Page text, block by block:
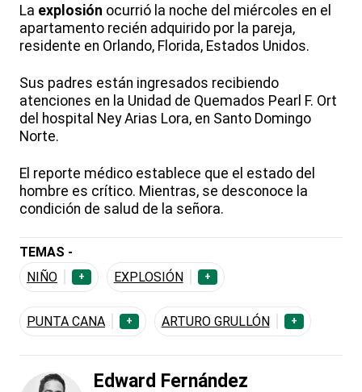
La explosión ocurrió la noche del miércoles en el
apartamento recién adquirido por la pareja,
residente en Orlando, Florida, Estados Unidos.
Sus padres están ingresados recibiendo
atenciones en la Unidad de Quemados Pearl F. Ort
del hospital Ney Arias Lora, en Santo Domingo
Norte.
El reporte médico establece que el estado del
hombre es crítico. Mientras, se desconoce la
condición de salud de la señora.
TEMAS -
NIÑO
+ EXPLOSIÓN +
PUNTA CANA + ARTURO GRULLÓN +
Edward Fernández